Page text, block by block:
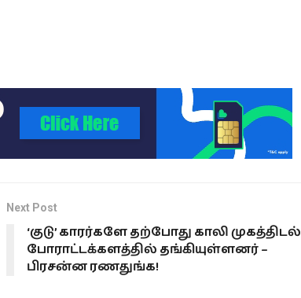
Next Post
‘குடு’ காரர்களே தற்போது காலி முகத்திடல்
போராட்டக்களத்தில் தங்கியுள்ளனர் –
பிரசன்ன ரணதுங்க!